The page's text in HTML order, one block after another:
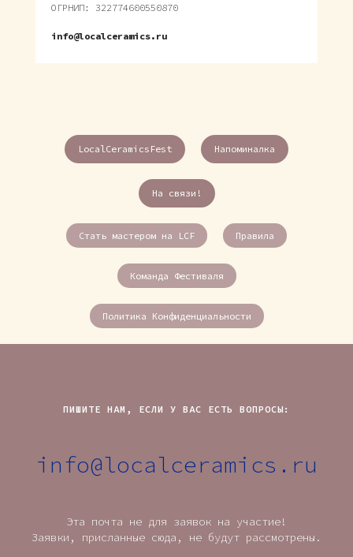
ОГРНИП: 322774600550870
info@localceramics.ru
LocalCeramicsFest Напоминалка
На связи!
Стать мастером на LCF Правила
Команда Фестиваля
Политика Конфиденциальности
ПИШИТЕ НАМ, ЕСЛИ У ВАС ЕСТЬ ВОПРОСЫ:
info@localceramics.ru
Эта почта не для заявок на участие!
Заявки, присланные сюда, не будут рассмотрены.